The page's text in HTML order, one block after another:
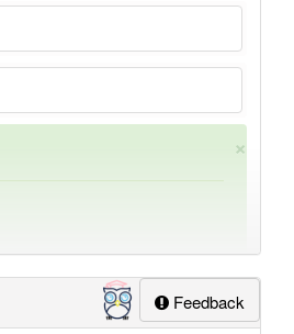
×
Feedback